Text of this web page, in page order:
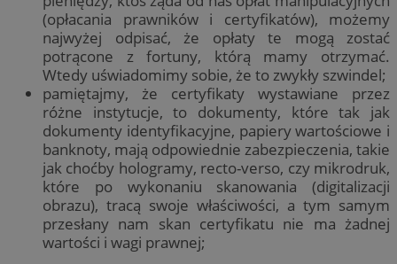
(opłacania prawników i certyfikatów), możemy
najwyżej odpisać, że opłaty te mogą zostać
potrącone z fortuny, którą mamy otrzymać.
Wtedy uświadomimy sobie, że to zwykły szwindel;
pamiętajmy, że certyfikaty wystawiane przez
różne instytucje, to dokumenty, które tak jak
dokumenty identyfikacyjne, papiery wartościowe i
banknoty, mają odpowiednie zabezpieczenia, takie
jak choćby hologramy, recto-verso, czy mikrodruk,
które po wykonaniu skanowania (digitalizacji
obrazu), tracą swoje właściwości, a tym samym
przesłany nam skan certyfikatu nie ma żadnej
wartości i wagi prawnej;